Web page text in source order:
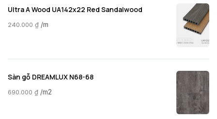
Ultra A Wood UA142x22 Red Sandalwood
240.000 ₫ /m
Sàn gỗ DREAMLUX N68-68
690.000 ₫ /m2